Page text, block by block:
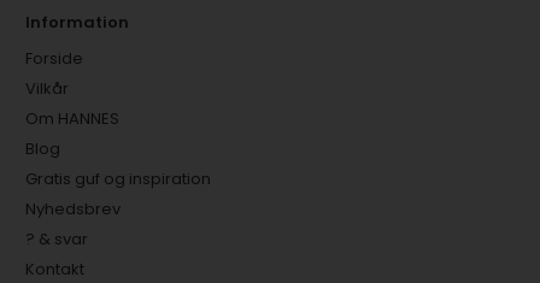
Information
Forside
Vilkår
Om HANNES
Blog
Gratis guf og inspiration
Nyhedsbrev
? & svar
Kontakt